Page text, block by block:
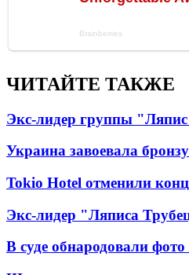
ЧИТАЙТЕ ТАКЖЕ
Экс-лидер группы
Украина завоевала
Tokio Hotel отменили
Экс-лидер "Ляписа
В суде обнародовали